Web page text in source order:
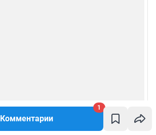
Комментарии
1